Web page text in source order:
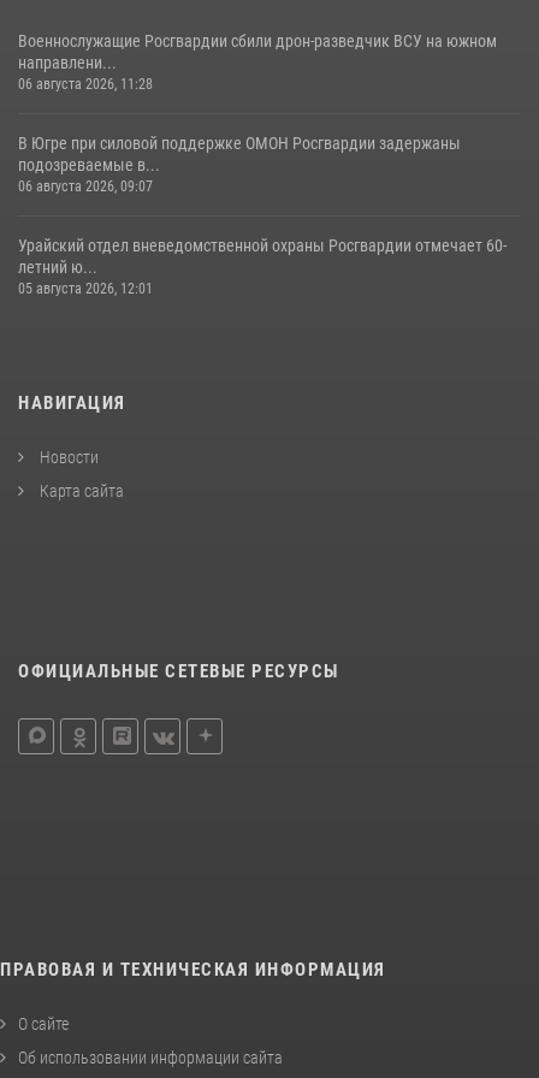
Военнослужащие Росгвардии сбили дрон-разведчик ВСУ на южном
направлени...
06 августа 2026, 11:28
В Югре при силовой поддержке ОМОН Росгвардии задержаны
подозреваемые в...
06 августа 2026, 09:07
Урайский отдел вневедомственной охраны Росгвардии отмечает 60-
летний ю...
05 августа 2026, 12:01
НАВИГАЦИЯ
Новости
Карта сайта
ОФИЦИАЛЬНЫЕ СЕТЕВЫЕ РЕСУРСЫ
ПРАВОВАЯ И ТЕХНИЧЕСКАЯ ИНФОРМАЦИЯ
О сайте
Об использовании информации сайта